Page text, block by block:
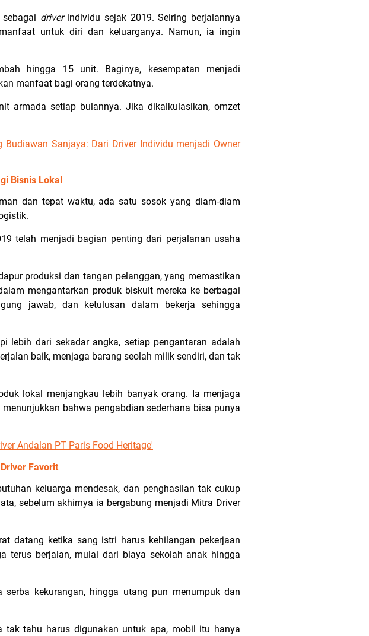
driver individu sejak 2019. Seiring berjalannya
untuk diri dan keluarganya. Namun, ia ingin
hingga 15 unit. Baginya, kesempatan menjadi
manfaat bagi orang terdekatnya.
armada setiap bulannya. Jika dikalkulasikan, omzet
Budiawan Sanjaya: Dari Driver Individu menjadi Owner
Bisnis Lokal
dan tepat waktu, ada satu sosok yang diam-diam
telah menjadi bagian penting dari perjalanan usaha
produksi dan tangan pelanggan, yang memastikan
mengantarkan produk biskuit mereka ke berbagai
jawab, dan ketulusan dalam bekerja sehingga
lebih dari sekadar angka, setiap pengantaran adalah
baik, menjaga barang seolah milik sendiri, dan tak
lokal menjangkau lebih banyak orang. Ia menjaga
bahwa pengabdian sederhana bisa punya
Andalan PT Paris Food Heritage'
Favorit
keluarga mendesak, dan penghasilan tak cukup
sebelum akhirnya ia bergabung menjadi Mitra Driver
datang ketika sang istri harus kehilangan pekerjaan
terus berjalan, mulai dari biaya sekolah anak hingga
kekurangan, hingga utang pun menumpuk dan
tak tahu harus digunakan untuk apa, mobil itu hanya